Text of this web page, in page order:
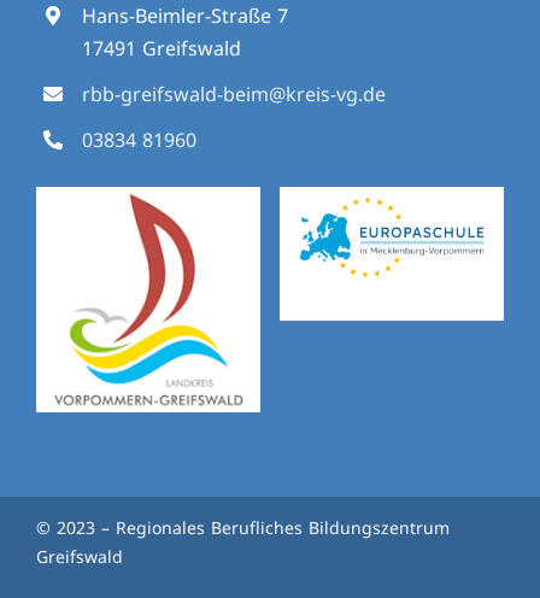
Hans-Beimler-Straße 7
17491 Greifswald
rbb-greifswald-beim@kreis-vg.de
03834 81960
© 2023 – Regionales Berufliches Bildungszentrum
Greifswald